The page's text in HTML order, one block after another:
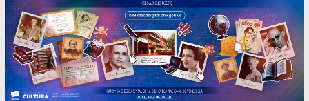
Gaceta Oficial de la República de Venezuela año CXXXIII Mes V,
Caracas 09 de marzo de 2006 N° 38.394
Catálogo temático de obras de Modesta Bor